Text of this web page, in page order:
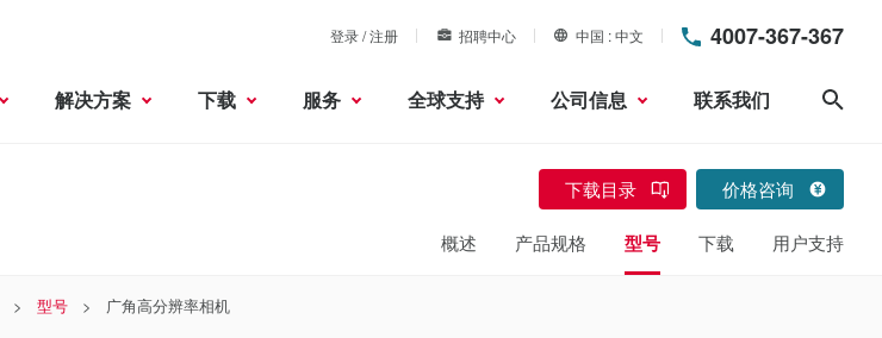
登录 / 注册 招聘中心 中国 中文 4007-367-367
解决方案 下载 服务 全球支持 公司信息 联系我们
下载目录 价格咨询
概述 产品规格 型号 下载 用户支持
型号 广角高分辨率相机